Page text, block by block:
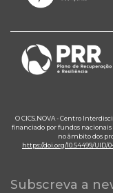
O CICS.NOVA - Centro
financiado por fundos nacionais
no âmbito dos
https://doi.org/10.54499/UID/
Subscreva a